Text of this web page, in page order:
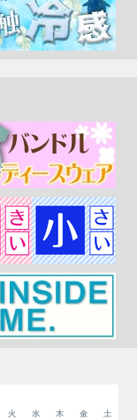
火 水 木 金
土